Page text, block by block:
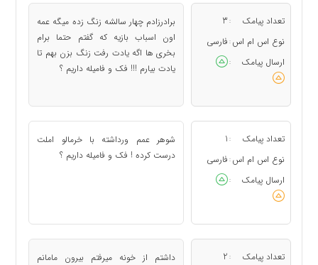
تعداد پیامک :
3
نوع اس ام اس : فارسی
ارسال پیامک
:
برادرزادم چهار سالشه زنگ زده میگه عمه
اون اسباب بازیه که گفتم حتما برام
بخری ها اگه یادت رفت زنگ بزن بهم تا
یادت بیارم !!! فک و فامیله داریم ؟
تعداد پیامک :
1
نوع اس ام اس : فارسی
ارسال پیامک
:
شوهر عمم ورداشته با خرمالو املت
درست کرده ! فک و فامیله داریم ؟
تعداد پیامک :
2
داشتم از خونه میرفتم بیرون مامانم